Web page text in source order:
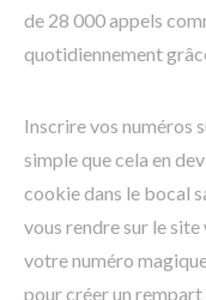
de 28 000 appels
quotidiennement
Inscrire vos numéros
simple que cela en
cookie dans le bocal
vous rendre sur le
votre numéro
pour créer un